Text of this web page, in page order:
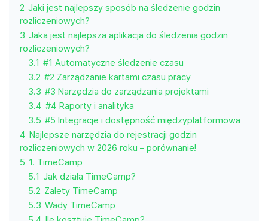
2 Jaki jest najlepszy sposób na śledzenie godzin
rozliczeniowych?
3 Jaka jest najlepsza aplikacja do śledzenia godzin
rozliczeniowych?
3.1 #1 Automatyczne śledzenie czasu
3.2 #2 Zarządzanie kartami czasu pracy
3.3 #3 Narzędzia do zarządzania projektami
3.4 #4 Raporty i analityka
3.5 #5 Integracje i dostępność międzyplatformowa
4 Najlepsze narzędzia do rejestracji godzin
rozliczeniowych w 2026 roku – porównanie!
5 1. TimeCamp
5.1 Jak działa TimeCamp?
5.2 Zalety TimeCamp
5.3 Wady TimeCamp